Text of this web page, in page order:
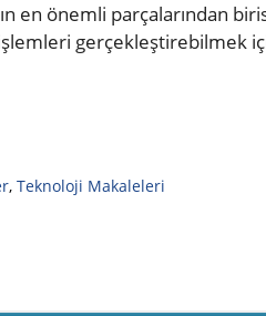
en önemli parçalarından
gerçekleştirebilmek
,Teknoloji Makaleleri